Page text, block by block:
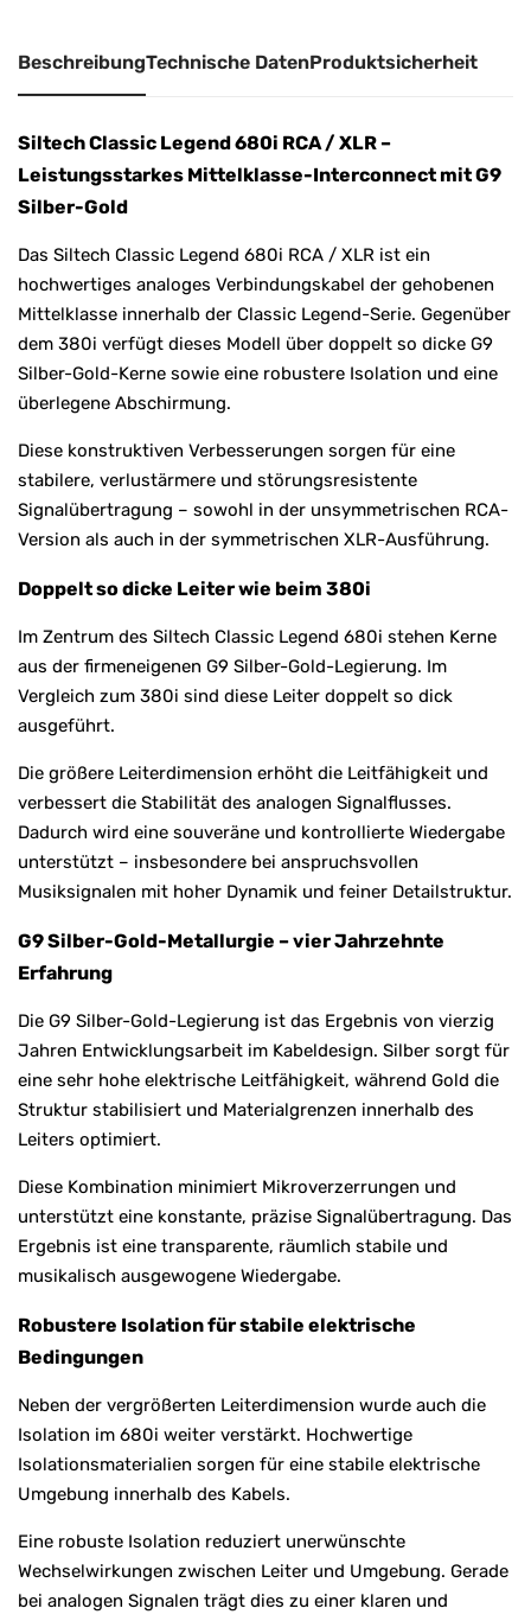
BeschreibungTechnische DatenProduktsicherheit
Siltech Classic Legend 680i RCA / XLR –
Leistungsstarkes Mittelklasse-Interconnect mit G9
Silber-Gold
Das Siltech Classic Legend 680i RCA / XLR ist ein
hochwertiges analoges Verbindungskabel der gehobenen
Mittelklasse innerhalb der Classic Legend-Serie. Gegenüber
dem 380i verfügt dieses Modell über doppelt so dicke G9
Silber-Gold-Kerne sowie eine robustere Isolation und eine
überlegene Abschirmung.
Diese konstruktiven Verbesserungen sorgen für eine
stabilere, verlustärmere und störungsresistente
Signalübertragung – sowohl in der unsymmetrischen RCA-
Version als auch in der symmetrischen XLR-Ausführung.
Doppelt so dicke Leiter wie beim 380i
Im Zentrum des Siltech Classic Legend 680i stehen Kerne
aus der firmeneigenen G9 Silber-Gold-Legierung. Im
Vergleich zum 380i sind diese Leiter doppelt so dick
ausgeführt.
Die größere Leiterdimension erhöht die Leitfähigkeit und
verbessert die Stabilität des analogen Signalflusses.
Dadurch wird eine souveräne und kontrollierte Wiedergabe
unterstützt – insbesondere bei anspruchsvollen
Musiksignalen mit hoher Dynamik und feiner Detailstruktur.
G9 Silber-Gold-Metallurgie – vier Jahrzehnte
Erfahrung
Die G9 Silber-Gold-Legierung ist das Ergebnis von vierzig
Jahren Entwicklungsarbeit im Kabeldesign. Silber sorgt für
eine sehr hohe elektrische Leitfähigkeit, während Gold die
Struktur stabilisiert und Materialgrenzen innerhalb des
Leiters optimiert.
Diese Kombination minimiert Mikroverzerrungen und
unterstützt eine konstante, präzise Signalübertragung. Das
Ergebnis ist eine transparente, räumlich stabile und
musikalisch ausgewogene Wiedergabe.
Robustere Isolation für stabile elektrische
Bedingungen
Neben der vergrößerten Leiterdimension wurde auch die
Isolation im 680i weiter verstärkt. Hochwertige
Isolationsmaterialien sorgen für eine stabile elektrische
Umgebung innerhalb des Kabels.
Eine robuste Isolation reduziert unerwünschte
Wechselwirkungen zwischen Leiter und Umgebung. Gerade
bei analogen Signalen trägt dies zu einer klaren und